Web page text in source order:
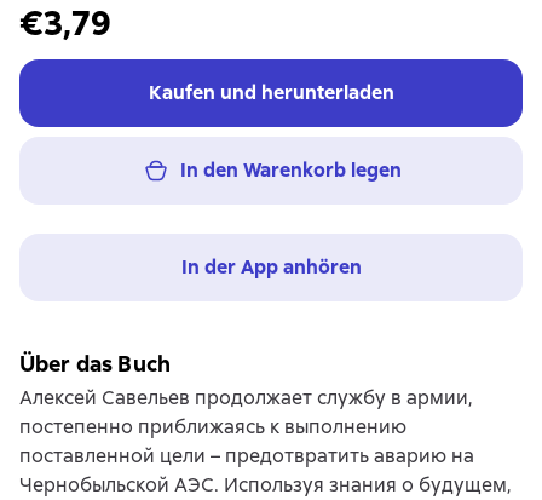
€3,79
Kaufen und herunterladen
In den Warenkorb legen
In der App anhören
Über das Buch
Алексей Савельев продолжает службу в армии,
постепенно приближаясь к выполнению
поставленной цели – предотвратить аварию на
Чернобыльской АЭС. Используя знания о будущем,